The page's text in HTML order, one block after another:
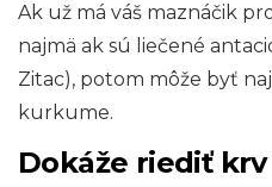
Ak už má váš maznáčik
najmä ak sú liečené
Zitac), potom môže byť
kurkume.
Dokáže riediť krv